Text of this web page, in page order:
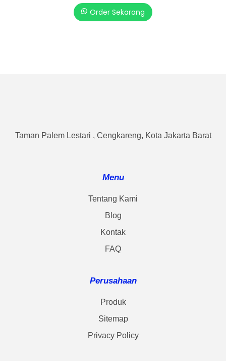
Order Sekarang
Taman Palem Lestari , Cengkareng, Kota Jakarta Barat
Menu
Tentang Kami
Blog
Kontak
FAQ
Perusahaan
Produk
Sitemap
Privacy Policy